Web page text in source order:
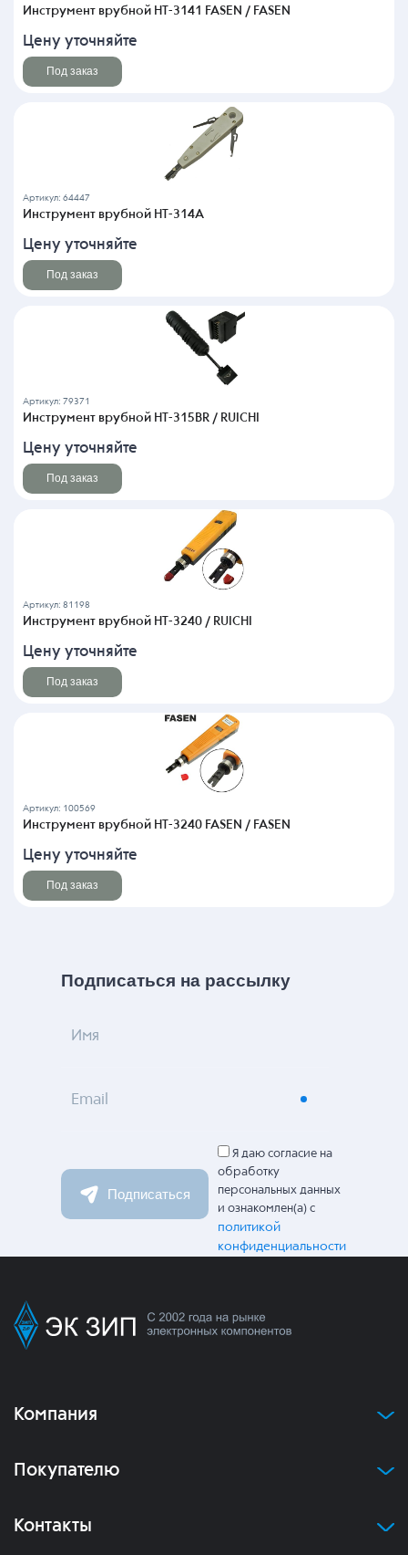
Инструмент врубной HT-3141 FASEN / FASEN
Цену уточняйте
Под заказ
Артикул: 64447
Инструмент врубной HT-314A
Цену уточняйте
Под заказ
Артикул: 79371
Инструмент врубной HT-315BR / RUICHI
Цену уточняйте
Под заказ
Артикул: 81198
Инструмент врубной HT-3240 / RUICHI
Цену уточняйте
Под заказ
Артикул: 100569
Инструмент врубной HT-3240 FASEN / FASEN
Цену уточняйте
Под заказ
Подписаться на рассылку
Имя
Email
Подписаться
Я даю согласие на
обработку
персональных данных
и ознакомлен(а) с
политикой
конфиденциальности
Компания
Покупателю
Контакты